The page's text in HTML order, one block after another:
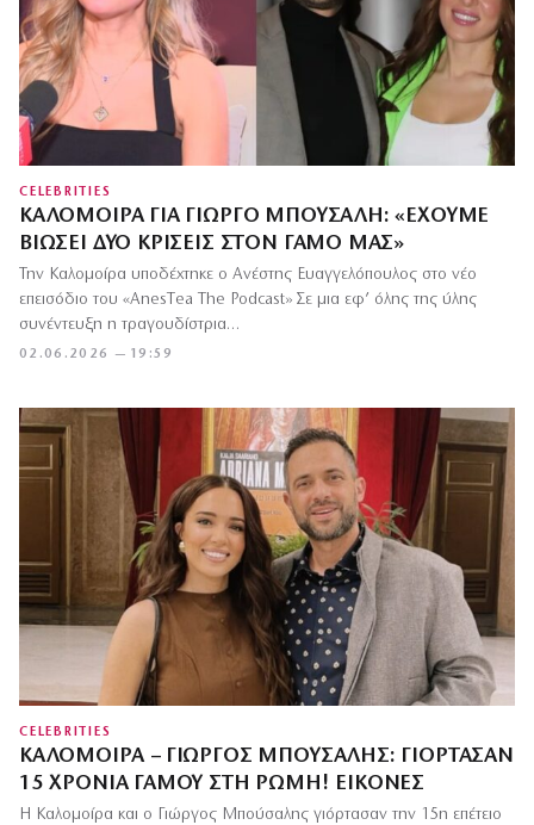
CELEBRITIES
ΚΑΛΟΜΟΊΡΑ ΓΙΑ ΓΙΏΡΓΟ ΜΠΟΎΣΑΛΗ: «ΈΧΟΥΜΕ
ΒΙΏΣΕΙ ΔΎΟ ΚΡΊΣΕΙΣ ΣΤΟΝ ΓΆΜΟ ΜΑΣ»
02.06.2026 — 19:59
Την Καλομοίρα υποδέχτηκε ο Ανέστης Ευαγγελόπουλος στο νέο
επεισόδιο του «AnesΤea The Podcast» Σε μια εφ’ όλης της ύλης
συνέντευξη η τραγουδίστρια…
CELEBRITIES
ΚΑΛΟΜΟΊΡΑ – ΓΙΏΡΓΟΣ ΜΠΟΎΣΑΛΗΣ: ΓΙΌΡΤΑΣΑΝ
15 ΧΡΌΝΙΑ ΓΆΜΟΥ ΣΤΗ ΡΏΜΗ! ΕΙΚΌΝΕΣ
Η Καλομοίρα και ο Γιώργος Μπούσαλης γιόρτασαν την 15η επέτειο